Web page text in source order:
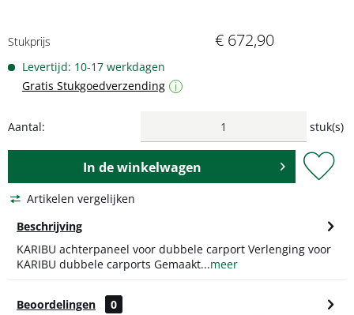
Stukprijs € 672,90
Levertijd: 10-17 werkdagen
Gratis Stukgoedverzending
i
Aantal: stuk(s)
In dewinkelwagen
Artikelen vergelijken
Beschrijving
KARIBU achterpaneel voor dubbele carport Verlenging voor
KARIBU dubbele carports Gemaakt...meer
Beoordelingen
0